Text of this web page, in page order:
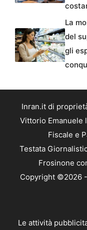
La
del
gli
Inran.it di
Vittorio Emanuele
Fiscale e
Testata
Frosinone
Copyright ©2026
Le attività